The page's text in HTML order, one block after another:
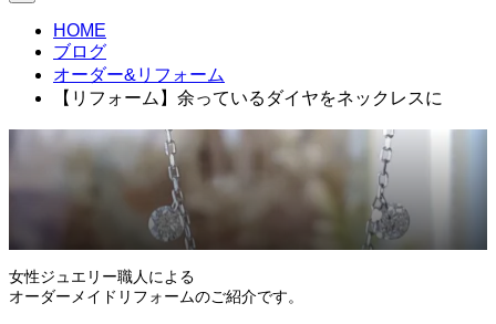
HOME
ブログ
オーダー&リフォーム
【リフォーム】余っているダイヤをネックレスに
オーダー&リフォーム
女性ジュエリー職人による
オーダーメイドリフォームのご紹介です。